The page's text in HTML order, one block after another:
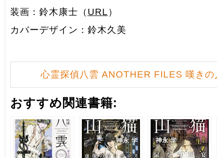
装画：鈴木康士（ URL ）
カバーデザイン：鈴木久美
心霊探偵八雲 ANOTHER FILES 嘆きの
おすすめ関連書籍: